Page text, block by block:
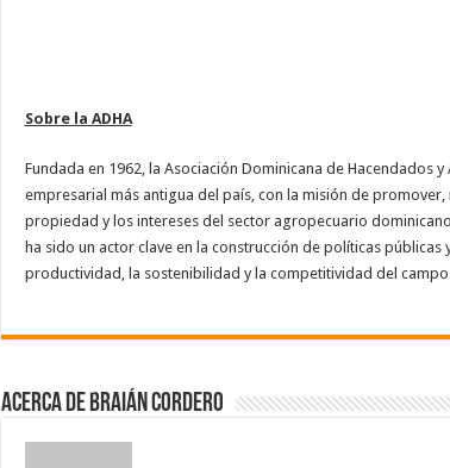
Sobre la ADHA
Fundada en 1962, la Asociación Dominicana de Hacendados
empresarial más antigua del país, con la misión de
propiedad y los intereses del sector agropecuario
ha sido un actor clave en la construcción de políticas
productividad, la sostenibilidad y la competitividad del campo
Acerca de Braián Cordero